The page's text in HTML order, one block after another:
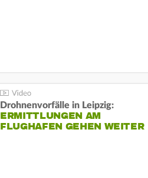
Drohnenvorfälle in Leipzig:
ERMITTLUNGEN AM
FLUGHAFEN GEHEN WEITER